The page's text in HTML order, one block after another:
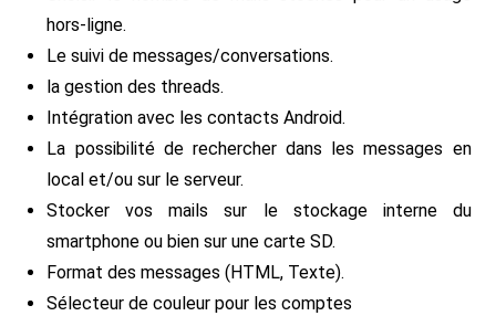
hors-ligne.
Le suivi de messages/conversations.
la gestion des threads.
Intégration avec les contacts Android.
La possibilité de rechercher dans les messages en
local et/ou sur le serveur.
Stocker vos mails sur le stockage interne du
smartphone ou bien sur une carte SD.
Format des messages (HTML, Texte).
Sélecteur de couleur pour les comptes